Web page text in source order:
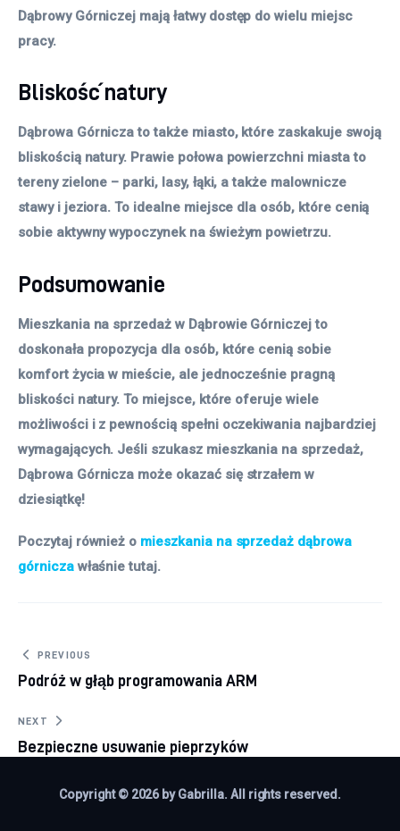
Dąbrowy Górniczej mają łatwy dostęp do wielu miejsc
pracy.
Bliskość natury
Dąbrowa Górnicza to także miasto, które zaskakuje swoją
bliskością natury. Prawie połowa powierzchni miasta to
tereny zielone – parki, lasy, łąki, a także malownicze
stawy i jeziora. To idealne miejsce dla osób, które cenią
sobie aktywny wypoczynek na świeżym powietrzu.
Podsumowanie
Mieszkania na sprzedaż w Dąbrowie Górniczej to
doskonała propozycja dla osób, które cenią sobie
komfort życia w mieście, ale jednocześnie pragną
bliskości natury. To miejsce, które oferuje wiele
możliwości i z pewnością spełni oczekiwania najbardziej
wymagających. Jeśli szukasz mieszkania na sprzedaż,
Dąbrowa Górnicza może okazać się strzałem w
dziesiątkę!
Poczytaj również o mieszkania na sprzedaż dąbrowa
górniczawłaśnie tutaj.
Nawigacja wpisu
PREVIOUS
Podróż w głąb programowania ARM
NEXT
Bezpieczne usuwanie pieprzyków
Copyright © 2026 by Gabrilla. All rights reserved.